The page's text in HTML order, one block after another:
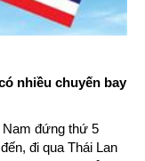
nhiều chuyến bay
Nam đứng thứ 5
đi qua Thái Lan